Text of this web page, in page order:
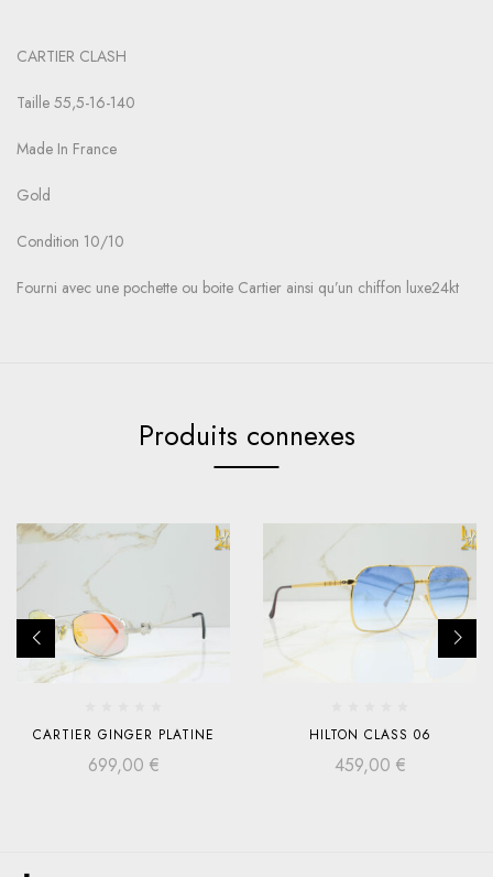
CARTIER CLASH
Taille 55,5-16-140
Made In France
Gold
Condition 10/10
Fourni avec une pochette ou boite Cartier ainsi qu’un chiffon luxe24kt
Produits connexes
CARTIER GINGER PLATINE
699,00 €
HILTON CLASS 06
459,00 €